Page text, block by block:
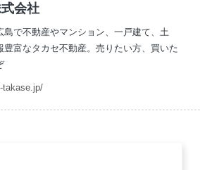
会社
島で不動産やマンション、一戸建て、土
豊富なタカセ不動産。売りたい方、買いた
takase.jp/